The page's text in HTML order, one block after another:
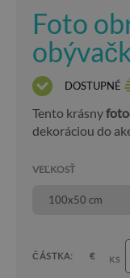
Foto
DOSTUPNÉ
Tento krásny
dekoráciou do
VEĽKOSŤ
100x50 cm
ČÁSTKA: € KS